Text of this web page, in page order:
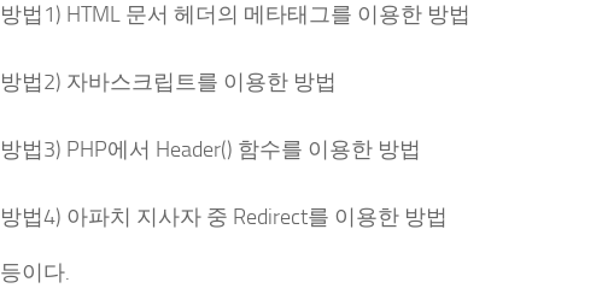
방법1) HTML 문서 헤더의 메타태그를 이용한 방법
방법2) 자바스크립트를 이용한 방법
방법3) PHP에서 Header() 함수를 이용한 방법
방법4) 아파치 지사자 중 Redirect를 이용한 방법
등이다.